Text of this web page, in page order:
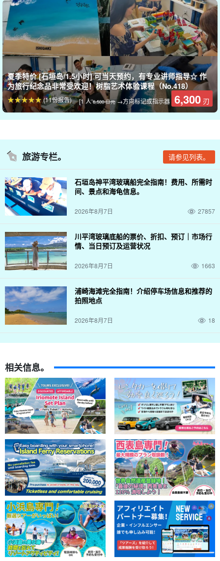
夏季特价 [石垣岛/1.5小时] 可当天预约，有专业讲师指导☆ 作
为旅行纪念品非常受欢迎！树脂艺术体验课程（No.418）
[1 人6,500 日元→方向标记或指示器 6,300 刃
(11份报告)
旅游专栏。 请参见列表。
石垣岛神平湾玻璃船完全指南！费用、所需时
间、景点和海龟信息。
2026年8月7日 27857
川平湾玻璃底船的票价、折扣、预订｜市场行
情、当日预订及运营状况
2026年8月7日 1663
浦崎海滩完全指南！介绍停车场信息和推荐的
拍照地点
2026年8月7日 18
相关信息。